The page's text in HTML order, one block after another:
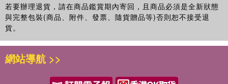
若要辦理退貨，請在商品鑑賞期內寄回，且商品必須是全新狀態
與完整包裝(商品、附件、發票、隨貨贈品等)否則恕不接受退
貨。
網站導航 >>